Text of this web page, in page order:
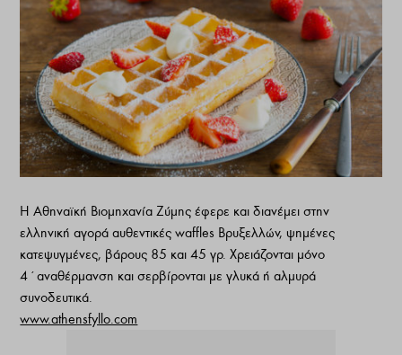
Η Αθηναϊκή Βιομηχανία Ζύμης έφερε και διανέμει στην
ελληνική αγορά αυθεντικές waffles Βρυξελλών, ψημένες
κατεψυγμένες, βάρους 85 και 45 γρ. Χρειάζονται μόνο
4΄αναθέρμανση και σερβίρονται με γλυκά ή αλμυρά
συνοδευτικά.
www.athensfyllo.com